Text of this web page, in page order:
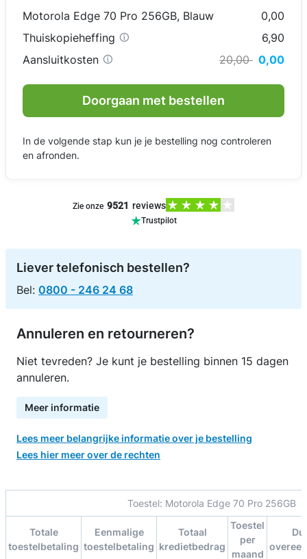
Motorola Edge 70 Pro 256GB, Blauw
0,00
Thuiskopieheffing
6,90
Aansluitkosten
20,00 0,00
Doorgaan met bestellen
In de volgende stap kun je je bestelling nog controleren
en afronden.
Zie onze 9521 reviews
Trustpilot
Liever telefonisch bestellen?
Bel: 0800 - 246 24 68
Annuleren en retourneren?
Niet tevreden? Je kunt je bestelling binnen 15 dagen
annuleren.
Meer informatie
Lees meer belangrijke informatie over je bestelling
Lees hier meer over de rechten
Toestel: Motorola Edge 70 Pro 256GB
Totale
toestelbetaling
Eenmalige
toestelbetaling
Totaal
kredietbedrag
Toestel
per
maand